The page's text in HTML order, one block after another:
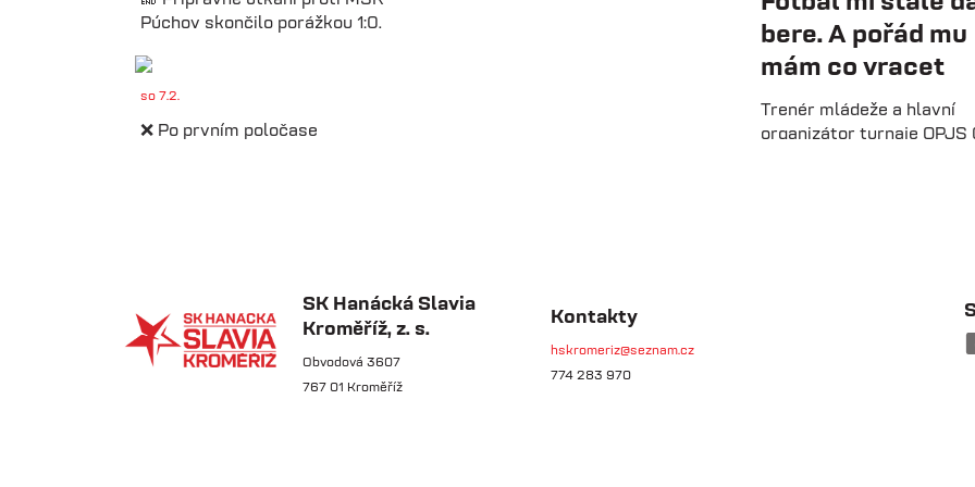
Púchov skončilo porážkou 1:0.
so 7.2.
❌ Po prvním poločase
so 7.2.
⚽️ DNES HRAJÍ HANÁCI 🔴⚪️V
bere. A pořád mu
mám co vracet
Trenér mládeže a hlavní
organizátor turnaje OPJS
mládežnické turnaje pro
SK Hanácká Slavia
Kroměříž, z. s.
Obvodová 3607
767 01 Kroměříž
Kontakty
hskromeriz@seznam.cz
774 283 970